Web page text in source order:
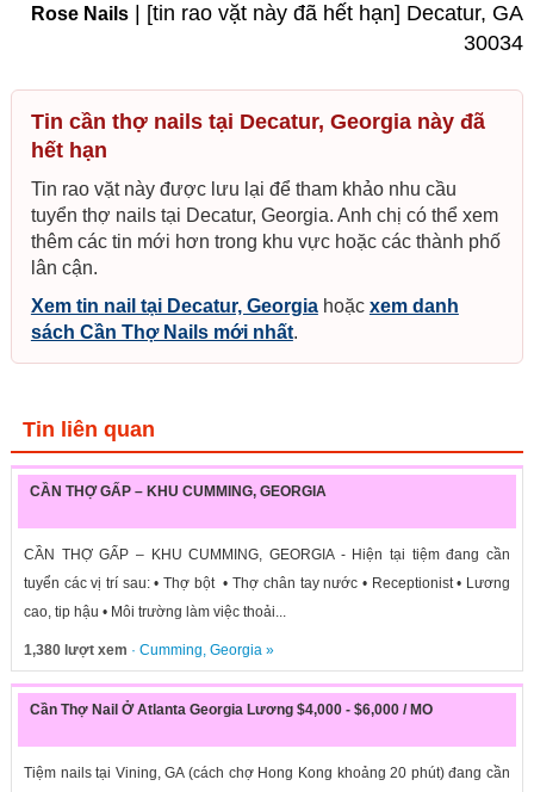
Rose Nails | [tin rao vặt này đã hết hạn] Decatur, GA
30034
Tin cần thợ nails tại Decatur, Georgia này đã
hết hạn
Tin rao vặt này được lưu lại để tham khảo nhu cầu
tuyển thợ nails tại Decatur, Georgia. Anh chị có thể xem
thêm các tin mới hơn trong khu vực hoặc các thành phố
lân cận.
Xem tin nail tại Decatur, Georgiahoặc xem danh
sách Cần Thợ Nails mới nhất.
Tin liên quan
CẦN THỢ GẤP – KHU CUMMING, GEORGIA
CẦN THỢ GẤP – KHU CUMMING, GEORGIA - Hiện tại tiệm đang cần
tuyển các vị trí sau: • Thợ bột • Thợ chân tay nước • Receptionist • Lương
cao, tip hậu • Môi trường làm việc thoải...
1,380 lượt xem · Cumming, Georgia»
Cần Thợ Nail Ở Atlanta Georgia Lương $4,000 - $6,000 / MO
Tiệm nails tại Vining, GA (cách chợ Hong Kong khoảng 20 phút) đang cần